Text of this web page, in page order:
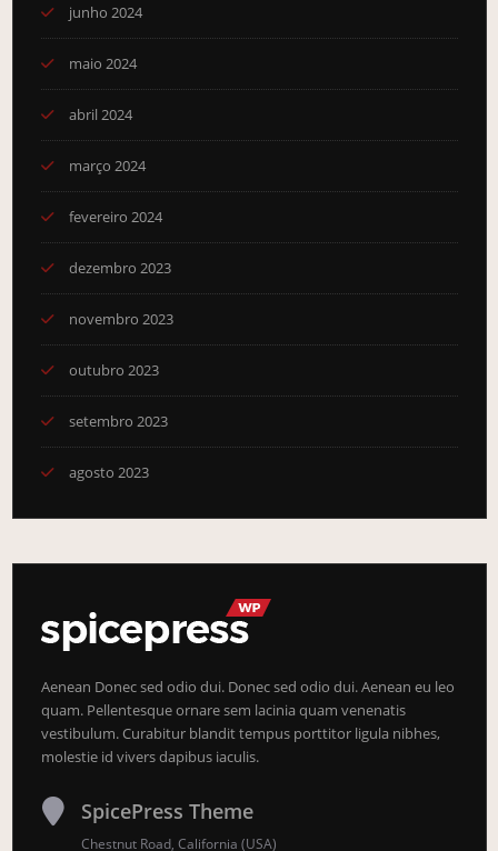
junho 2024
maio 2024
abril 2024
março 2024
fevereiro 2024
dezembro 2023
novembro 2023
outubro 2023
setembro 2023
agosto 2023
Aenean Donec sed odio dui. Donec sed odio dui. Aenean eu leo
quam. Pellentesque ornare sem lacinia quam venenatis
vestibulum. Curabitur blandit tempus porttitor ligula nibhes,
molestie id vivers dapibus iaculis.
SpicePress Theme
Chestnut Road, California (USA)